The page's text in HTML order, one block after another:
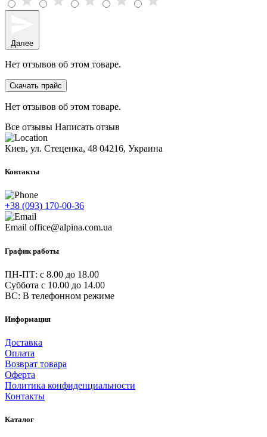
Далее
Нет отзывов об этом товаре.
Скачать прайс
Нет отзывов об этом товаре.
Все отзывы Написать отзыв
Киев, ул. Стеценка, 48 04216, Украина
Контакты
+38 (093) 170-00-36
Email office@alpina.com.ua
График работы
ПН-ПТ: c 8.00 до 18.00
Суббота с 10.00 до 14.00
ВС: В телефонном режиме
Информация
Доставка
Оплата
Возврат товара
Оферта
Политика конфиденциальности
Контакты
Каталог